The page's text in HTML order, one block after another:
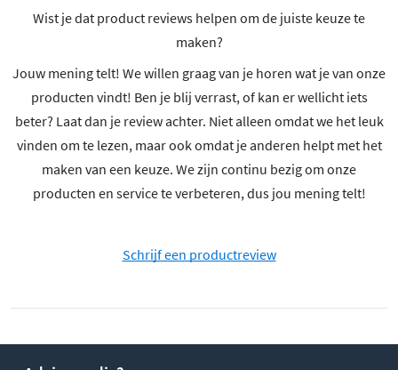
Wist je dat product reviews helpen om de juiste keuze te
maken?
Jouw mening telt! We willen graag van je horen wat je van onze
producten vindt! Ben je blij verrast, of kan er wellicht iets
beter? Laat dan je review achter. Niet alleen omdat we het leuk
vinden om te lezen, maar ook omdat je anderen helpt met het
maken van een keuze. We zijn continu bezig om onze
producten en service te verbeteren, dus jou mening telt!
Schrijf een productreview